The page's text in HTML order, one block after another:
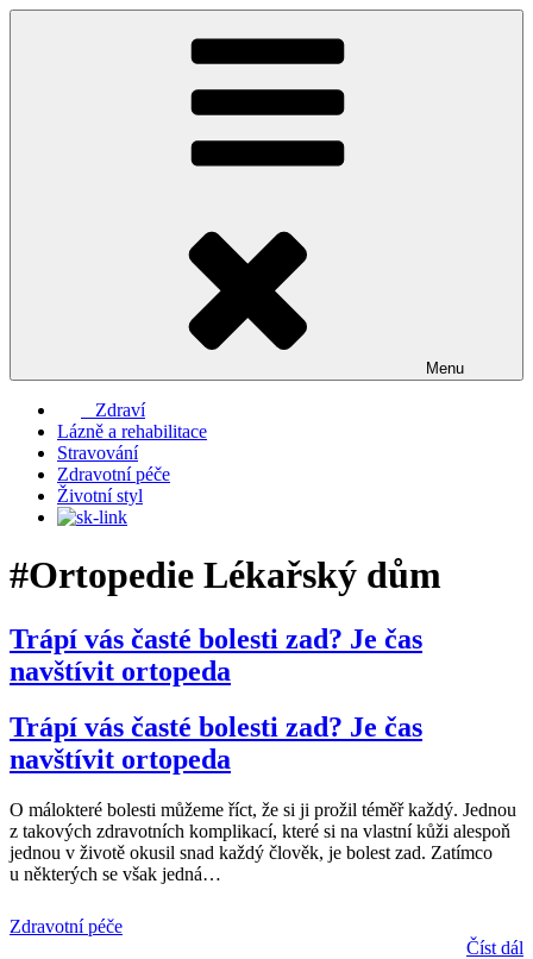
Přejít
Menu
Zdraví
Lázně a rehabilitace
Stravování
Zdravotní péče
Životní styl
#Ortopedie Lékařský dům
Trápí vás časté bolesti zad? Je čas
navštívit ortopeda
Trápí vás časté bolesti zad? Je čas
navštívit ortopeda
O málokteré bolesti můžeme říct, že si ji prožil téměř každý. Jednou
z takových zdravotních komplikací, které si na vlastní kůži alespoň
jednou v životě okusil snad každý člověk, je bolest zad. Zatímco
u některých se však jedná…
Zdravotní péče
Číst dál